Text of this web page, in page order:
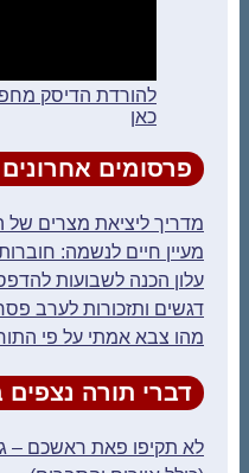
להורדת הדיסק
כאן
פרסומים אחרונים
מדריך ליציאת מצרים של
מעיין חיים לנשמה:
עלון הכנה לשבועות
דגשים ותזכורות לערב
מהו צבא אמתי על פי
דברי תורה נצפים
לא תקיפו פאת ראשכם –